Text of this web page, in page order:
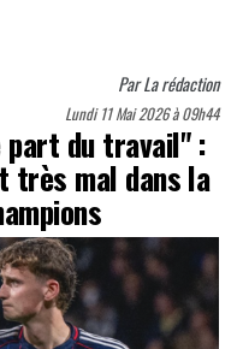
ParLa rédaction
Lundi 11 Mai 2026 à 09h44
part du travail" :
très mal dans la